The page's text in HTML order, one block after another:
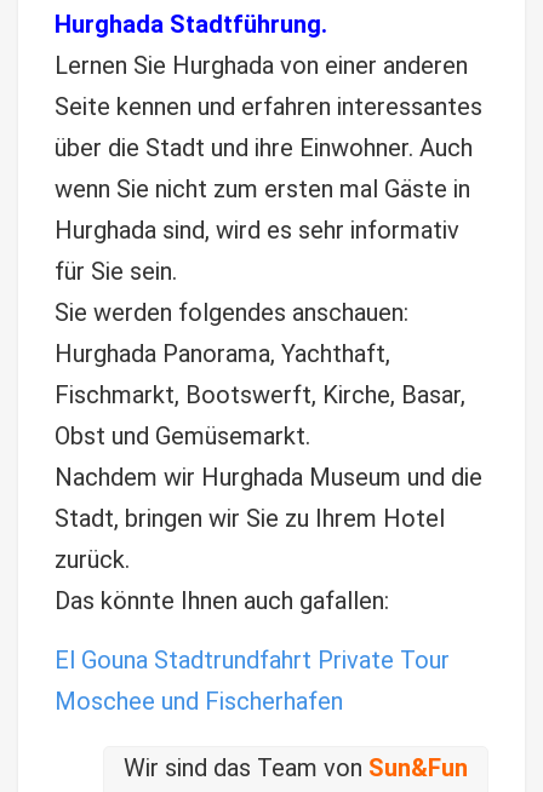
Hurghada Stadtführung.
Lernen Sie Hurghada von einer anderen
Seite kennen und erfahren interessantes
über die Stadt und ihre Einwohner. Auch
wenn Sie nicht zum ersten mal Gäste in
Hurghada sind, wird es sehr informativ
für Sie sein.
Sie werden folgendes anschauen:
Hurghada Panorama, Yachthaft,
Fischmarkt, Bootswerft, Kirche, Basar,
Obst und Gemüsemarkt.
Nachdem wir Hurghada Museum und die
Stadt, bringen wir Sie zu Ihrem Hotel
zurück.
Das könnte Ihnen auch gafallen:
El Gouna Stadtrundfahrt Private Tour
Moschee und Fischerhafen
Wir sind das Team von Sun&Fun